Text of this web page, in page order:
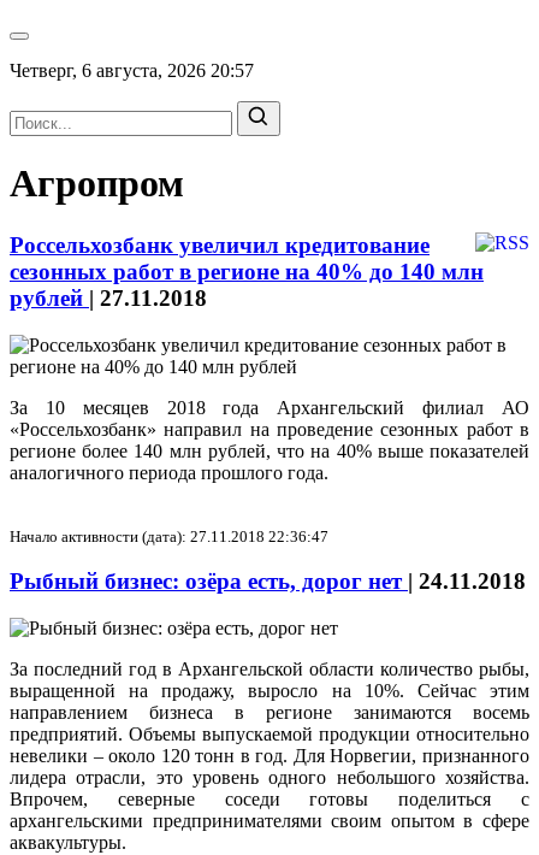
Четверг, 6 августа, 2026 20:57
Агропром
Россельхозбанк увеличил кредитование
сезонных работ в регионе на 40% до 140 млн
рублей | 27.11.2018
За 10 месяцев 2018 года Архангельский филиал АО
«Россельхозбанк» направил на проведение сезонных работ в
регионе более 140 млн рублей, что на 40% выше показателей
аналогичного периода прошлого года.
Начало активности (дата): 27.11.2018 22:36:47
Рыбный бизнес: озёра есть, дорог нет | 24.11.2018
За последний год в Архангельской области количество рыбы,
выращенной на продажу, выросло на 10%. Сейчас этим
направлением бизнеса в регионе занимаются восемь
предприятий. Объемы выпускаемой продукции относительно
невелики – около 120 тонн в год. Для Норвегии, признанного
лидера отрасли, это уровень одного небольшого хозяйства.
Впрочем, северные соседи готовы поделиться с
архангельскими предпринимателями своим опытом в сфере
аквакультуры.